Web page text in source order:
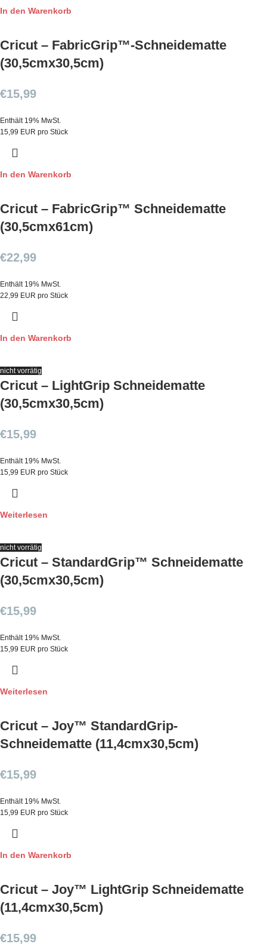
In den Warenkorb
Cricut – FabricGrip™-Schneidematte
(30,5cmx30,5cm)
€15,99
Enthält 19% MwSt.
15,99 EUR pro Stück
In den Warenkorb
Cricut – FabricGrip™ Schneidematte
(30,5cmx61cm)
€22,99
Enthält 19% MwSt.
22,99 EUR pro Stück
In den Warenkorb
nicht vorrätig
Cricut – LightGrip Schneidematte
(30,5cmx30,5cm)
€15,99
Enthält 19% MwSt.
15,99 EUR pro Stück
Weiterlesen
nicht vorrätig
Cricut – StandardGrip™ Schneidematte
(30,5cmx30,5cm)
€15,99
Enthält 19% MwSt.
15,99 EUR pro Stück
Weiterlesen
Cricut – Joy™ StandardGrip-
Schneidematte (11,4cmx30,5cm)
€15,99
Enthält 19% MwSt.
15,99 EUR pro Stück
In den Warenkorb
Cricut – Joy™ LightGrip Schneidematte
(11,4cmx30,5cm)
€15,99